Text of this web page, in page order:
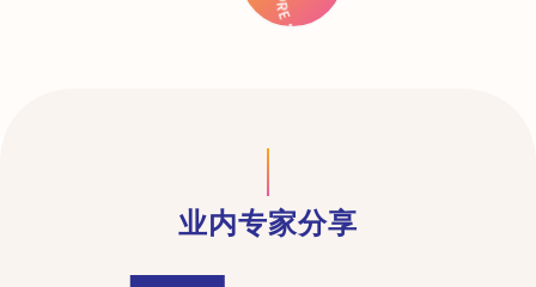
业内专家分享